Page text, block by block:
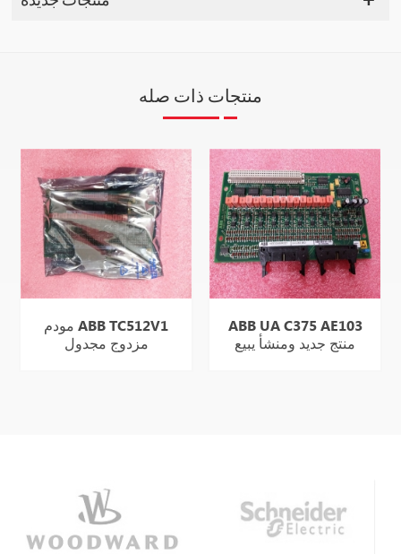
منتجات ذات صله
مودم ABB TC512V1
مزدوج مجدول
ABB UA C375 AE103
منتج جديد ومنشأ يبيع